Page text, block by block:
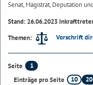
Senat, Magistrat, Deputation
Stand: 26.06.2023
Themen:
Vorschrift
Seite
1
Einträge pro Seite
10 20